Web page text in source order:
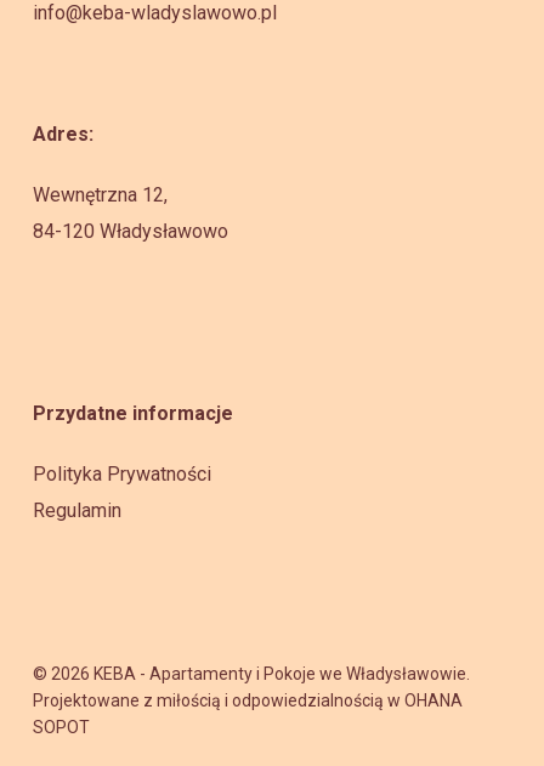
info@keba-wladyslawowo.pl
Adres:
Wewnętrzna 12,
84-120 Władysławowo
Przydatne informacje
Polityka Prywatności
Regulamin
© 2026 KEBA - Apartamenty i Pokoje we Władysławowie.
Projektowane z miłością i odpowiedzialnością w OHANA
SOPOT